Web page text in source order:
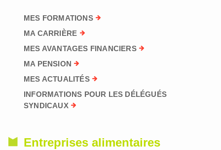
MES FORMATIONS
MA CARRIÈRE
MES AVANTAGES FINANCIERS
MA PENSION
MES ACTUALITÉS
INFORMATIONS POUR LES DÉLÉGUÉS
SYNDICAUX
Entreprises alimentaires